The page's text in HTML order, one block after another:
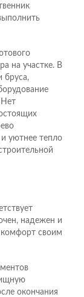
на участке. В
бруса,
уютнее тепло
надежен и
комфорт своим
окончания